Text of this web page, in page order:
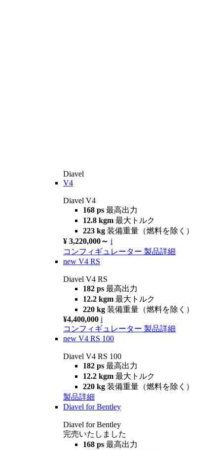
Diavel
V4
Diavel V4
168 ps 最高出力
12.8 kgm 最大トルク
223 kg 装備重量（燃料を除く）
¥ 3,220,000～ i
コンフィギュレーター 製品詳細
new V4 RS
Diavel V4 RS
182 ps 最高出力
12.2 kgm 最大トルク
220 kg 装備重量（燃料を除く）
¥4,400,000 i
コンフィギュレーター 製品詳細
new V4 RS 100
Diavel V4 RS 100
182 ps 最高出力
12.2 kgm 最大トルク
220 kg 装備重量（燃料を除く）
製品詳細
Diavel for Bentley
Diavel for Bentley
完売いたしました
168 ps 最高出力